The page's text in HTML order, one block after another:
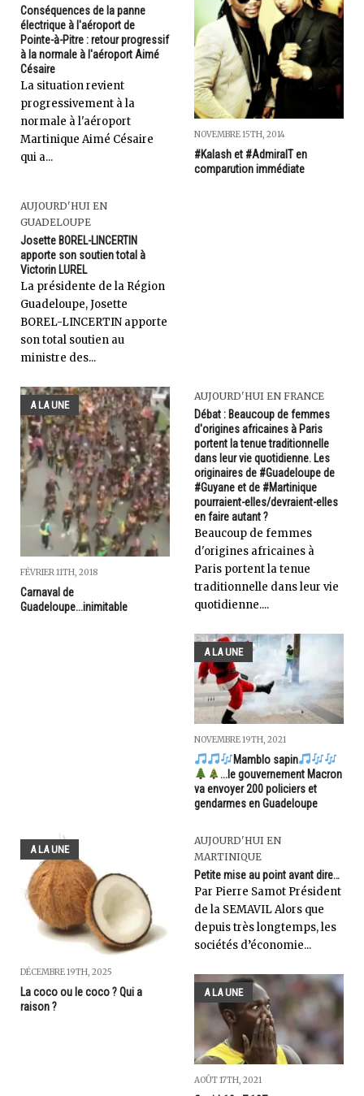
Conséquences de la panne
électrique à l'aéroport de
Pointe-à-Pitre : retour progressif
à la normale à l'aéroport Aimé
Césaire
La situation revient
progressivement à la
normale à l'aéroport
Martinique Aimé Césaire
qui a...
NOVEMBRE 15TH, 2014
#Kalash et #AdmiralT en
comparution immédiate
AUJOURD'HUI EN
GUADELOUPE
Josette BOREL-LINCERTIN
apporte son soutien total à
Victorin LUREL
La présidente de la Région
Guadeloupe, Josette
BOREL-LINCERTIN apporte
son total soutien au
ministre des...
A LA UNE
FÉVRIER 11TH, 2018
Carnaval de
Guadeloupe...inimitable
AUJOURD'HUI EN FRANCE
Débat : Beaucoup de femmes
d'origines africaines à Paris
portent la tenue traditionnelle
dans leur vie quotidienne. Les
originaires de #Guadeloupe de
#Guyane et de #Martinique
pourraient-elles/devraient-elles
en faire autant ?
Beaucoup de femmes
d'origines africaines à
Paris portent la tenue
traditionnelle dans leur vie
quotidienne....
A LA UNE
NOVEMBRE 19TH, 2021
Mamblo sapin
...le gouvernement Macron
va envoyer 200 policiers et
gendarmes en Guadeloupe
A LA UNE
DÉCEMBRE 19TH, 2025
La coco ou le coco ? Qui a
raison ?
AUJOURD'HUI EN
MARTINIQUE
Petite mise au point avant dire…
Par Pierre Samot ​Président
de la SEMAVIL Alors que
depuis très longtemps, les
sociétés d’économie...
A LA UNE
AOÛT 17TH, 2021